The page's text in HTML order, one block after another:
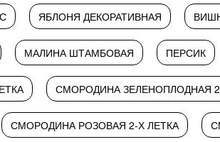
ЯБЛОНЯ ДЕКОРАТИВНАЯ
МАЛИНА ШТАМБОВАЯ ПЕРСИК
СМОРОДИНА ЗЕЛЕНОПЛОДНАЯ
СМОРОДИНА РОЗОВАЯ 2-Х ЛЕТКА